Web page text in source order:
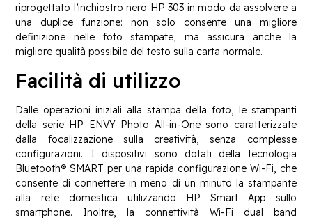
riprogettato l’inchiostro nero HP 303 in modo da assolvere a
una duplice funzione: non solo consente una migliore
definizione nelle foto stampate, ma assicura anche la
migliore qualità possibile del testo sulla carta normale.
Facilità di utilizzo
Dalle operazioni iniziali alla stampa della foto, le stampanti
della serie HP ENVY Photo All-in-One sono caratterizzate
dalla focalizzazione sulla creatività, senza complesse
configurazioni. I dispositivi sono dotati della tecnologia
Bluetooth® SMART per una rapida configurazione Wi-Fi, che
consente di connettere in meno di un minuto la stampante
alla rete domestica utilizzando HP Smart App sullo
smartphone. Inoltre, la connettività Wi-Fi dual band